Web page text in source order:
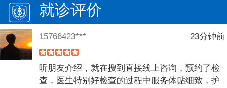
就诊评价
15766423*** 23分钟前
听朋友介绍，就在搜到直接线上咨询，预约了检
查，医生特别好检查的过程中服务体贴细致，护